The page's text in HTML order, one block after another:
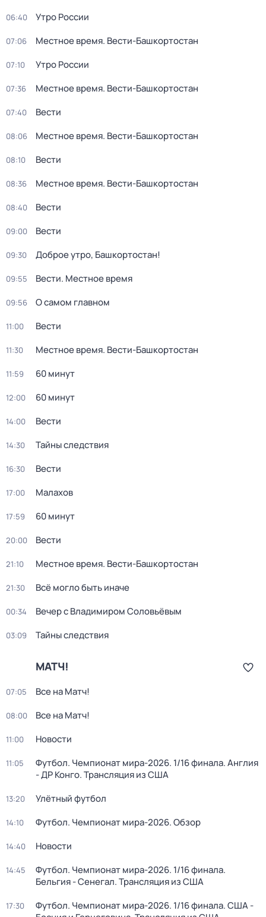
06:40 Утро России
07:06 Местное время. Вести-Башкортостан
07:10 Утро России
07:36 Местное время. Вести-Башкортостан
07:40 Вести
08:06 Местное время. Вести-Башкортостан
08:10 Вести
08:36 Местное время. Вести-Башкортостан
08:40 Вести
09:00 Вести
09:30 Доброе утро, Башкортостан!
09:55 Вести. Местное время
09:56 О самом главном
11:00 Вести
11:30 Местное время. Вести-Башкортостан
11:59 60 минут
12:00 60 минут
14:00 Вести
14:30 Тайны следствия
16:30 Вести
17:00 Малахов
17:59 60 минут
20:00 Вести
21:10 Местное время. Вести-Башкортостан
21:30 Всё могло быть иначе
00:34 Вечер с Владимиром Соловьёвым
03:09 Тайны следствия
МАТЧ!
07:05 Все на Матч!
08:00 Все на Матч!
11:00 Новости
11:05
Футбол. Чемпионат мира-2026. 1/16 финала. Англия
- ДР Конго. Трансляция из США
13:20 Улётный футбол
14:10 Футбол. Чемпионат мира-2026. Обзор
14:40 Новости
14:45
Футбол. Чемпионат мира-2026. 1/16 финала.
Бельгия - Сенегал. Трансляция из США
17:30
Футбол. Чемпионат мира-2026. 1/16 финала. США -